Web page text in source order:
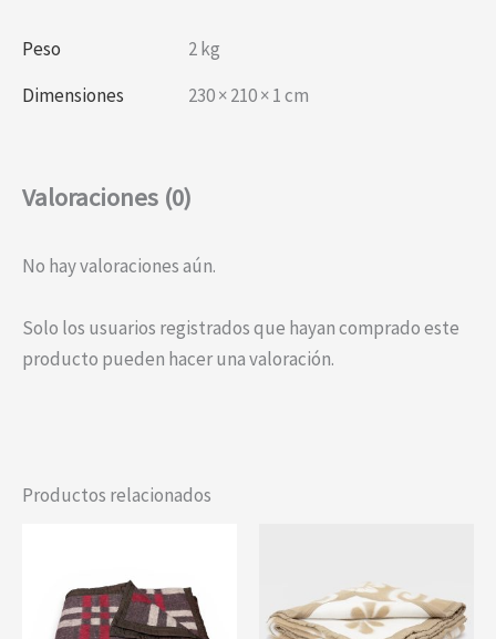
Peso
2 kg
Dimensiones
230 × 210 × 1 cm
Valoraciones (0)
No hay valoraciones aún.
Solo los usuarios registrados que hayan comprado este
producto pueden hacer una valoración.
Productos relacionados